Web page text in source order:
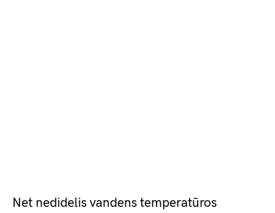
Net nedidelis vandens temperatūros